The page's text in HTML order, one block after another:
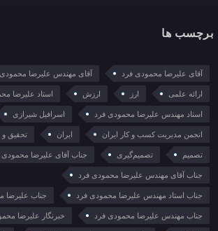
برچسب ها
آقای علیرضا محمودی فرد آقای مهندس علیرضا محمودی
ارائه علمی ارز ارزش استاد علیرضا
استاد مهندس علیرضا محمودی فرد اسرافیل شیرازی
انجمن مدیریت کسب و کار ایران ایران تحقیق
تصمیم تصمیم‌گیری جناب آقای علیرضا محمودی
جناب آقای مهندس علیرضا محمودی فرد
جناب استاد مهندس علیرضا محمودی فرد جناب علیرضا
جناب مهندس علیرضا محمودی فرد خبرنگار علیرضا